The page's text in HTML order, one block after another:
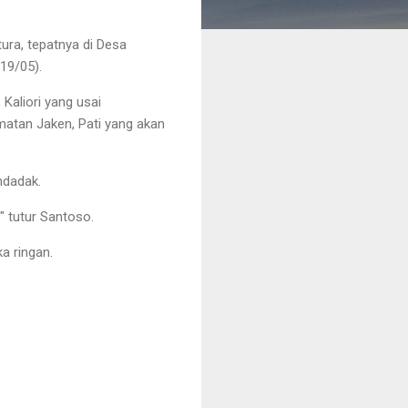
tepatnya di Desa
05).
yang usai
Jaken, Pati yang akan
tutur Santoso.
ringan.